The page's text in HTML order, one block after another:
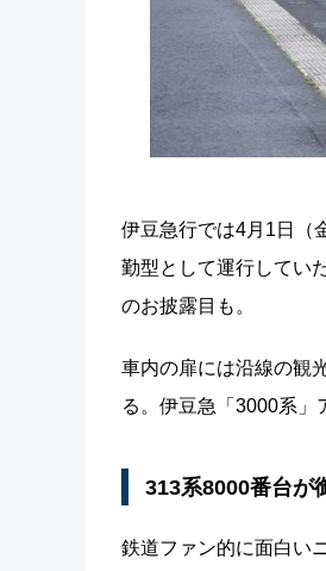
伊豆急行では4月1日（
勤型として運行してい
のお披露目も。
車内の扉には沿線の観
る。伊豆急「3000系」
313系8000番台が
鉄道ファン的に面白い